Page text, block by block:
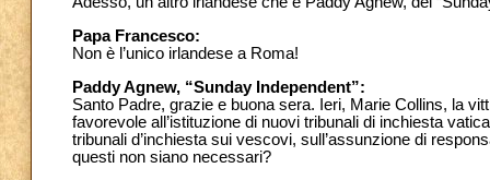
Papa Francesco:
Non è l’unico irlandese a Roma!
Paddy Agnew, “Sunday Independent”:
Santo Padre, grazie e buona sera. Ieri, Marie Collins, la
favorevole all’istituzione di nuovi tribunali di inchiesta
tribunali d’inchiesta sui vescovi, sull’assunzione di
questi non siano necessari?